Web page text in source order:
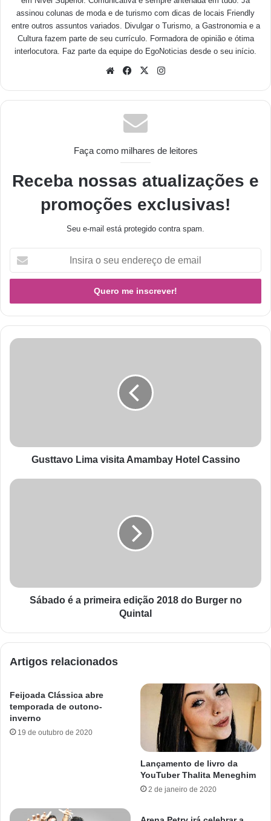
assinou colunas de moda e de turismo com dicas de locais Friendly
entre outros assuntos variados. Divulgar o Turismo, a Gastronomia e a
Cultura fazem parte de seu currículo. Formadora de opinião e ótima
interlocutora. Faz parte da equipe do EgoNoticias desde o seu início.
Faça como milhares de leitores
Receba nossas atualizações e
promoções exclusivas!
Seu e-mail está protegido contra spam.
Gusttavo Lima visita Amambay Hotel Cassino
Sábado é a primeira edição 2018 do Burger no
Quintal
Artigos relacionados
Feijoada Clássica abre
temporada de outono-
inverno
19 de outubro de 2020
Lançamento de livro da
YouTuber Thalita Meneghim
2 de janeiro de 2020